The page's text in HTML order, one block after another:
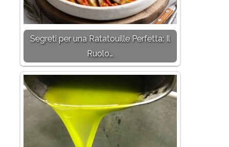
Segreti per una Ratatouille Perfetta: Il
Ruolo…